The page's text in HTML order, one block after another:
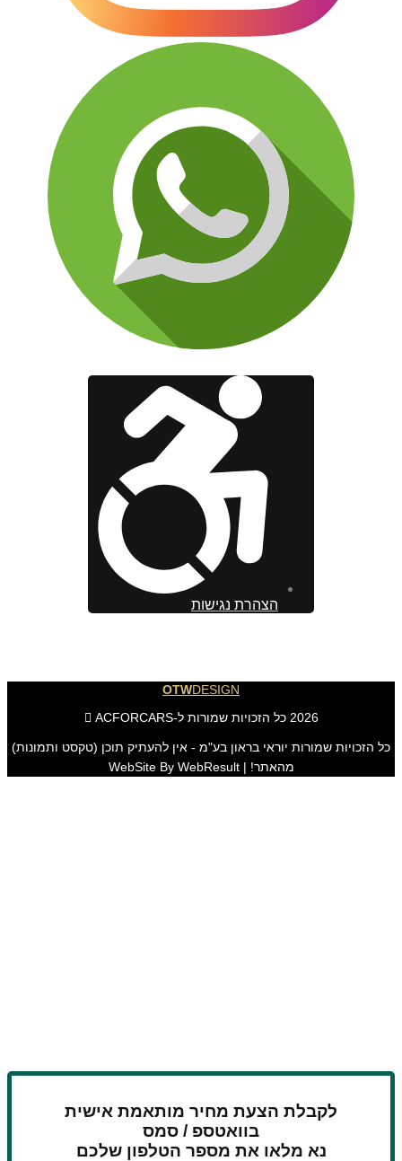
הצהרת נגישות
OTWDESIGN
2026 כל הזכויות שמורות ל-ACFORCARS
כל הזכויות שמורות יוראי בראון בע"מ - אין להעתיק תוכן (טקסט ותמונות)
מהאתר! | WebSite By WebResult
לקבלת הצעת מחיר מותאמת אישית
בוואטספ / סמס
נא מלאו את מספר הטלפון שלכם